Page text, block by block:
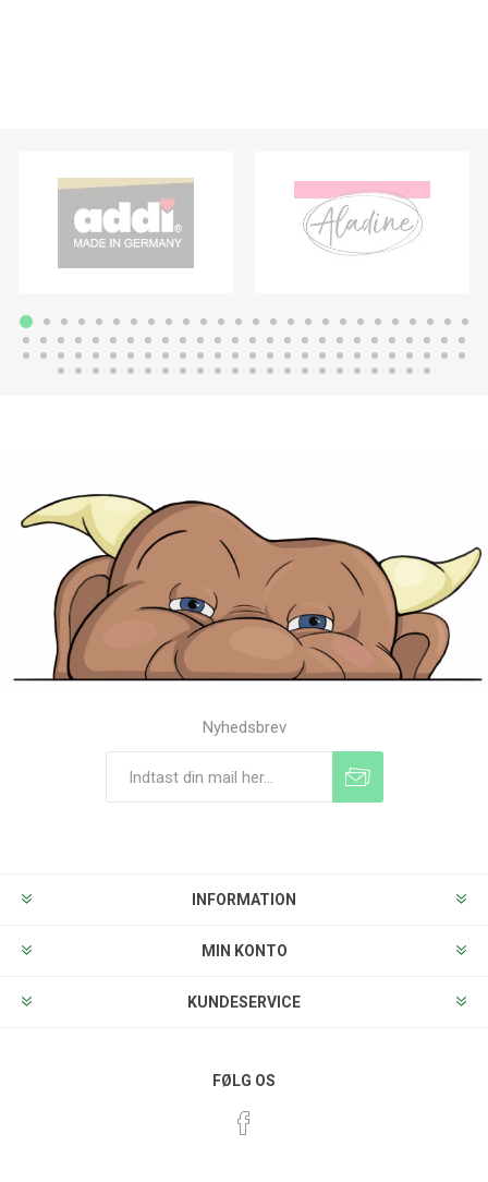
Nyhedsbrev
INFORMATION
MIN KONTO
KUNDESERVICE
FØLG OS